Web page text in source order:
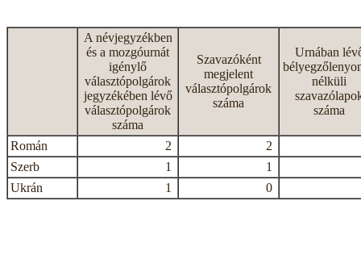
A névjegyzékben
és a mozgóurnát
igénylő
választópolgárok
jegyzékében lévő
választópolgárok
száma
Szavazóként
megjelent
választópolgárok
száma
Urnában
nélküli
száma
Román 2
2
Szerb
1
1
Ukrán
1 0